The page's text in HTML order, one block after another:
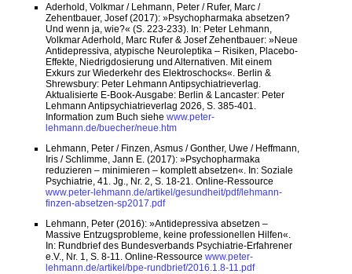
Aderhold, Volkmar / Lehmann, Peter / Rufer, Marc /
Zehentbauer, Josef (2017): »Psychopharmaka absetzen?
Und wenn ja, wie?« (S. 223-233). In: Peter Lehmann,
Volkmar Aderhold, Marc Rufer & Josef Zehentbauer: »Neue
Antidepressiva, atypische Neuroleptika – Risiken, Placebo-
Effekte, Niedrigdosierung und Alternativen. Mit einem
Exkurs zur Wiederkehr des Elektroschocks«. Berlin &
Shrewsbury: Peter Lehmann Antipsychiatrieverlag.
Aktualisierte E-Book-Ausgabe: Berlin & Lancaster: Peter
Lehmann Antipsychiatrieverlag 2026, S. 385-401.
Information zum Buch siehe www.peter-
lehmann.de/buecher/neue.htm
Lehmann, Peter / Finzen, Asmus / Gonther, Uwe / Heffmann,
Iris / Schlimme, Jann E. (2017): »Psychopharmaka
reduzieren – minimieren – komplett absetzen«. In: Soziale
Psychiatrie, 41. Jg., Nr. 2, S. 18-21. Online-Ressource
www.peter-lehmann.de/artikel/gesundheit/pdf/lehmann-
finzen-absetzen-sp2017.pdf
Lehmann, Peter (2016): »Antidepressiva absetzen –
Massive Entzugsprobleme, keine professionellen Hilfen«.
In: Rundbrief des Bundesverbands Psychiatrie-Erfahrener
e.V., Nr. 1, S. 8-11. Online-Ressource www.peter-
lehmann.de/artikel/bpe-rundbrief/2016.1.8-11.pdf